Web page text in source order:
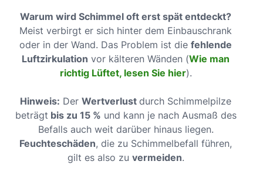
Warum wird Schimmel oft erst spät entdeckt?
Meist verbirgt er sich hinter dem Einbauschrank
oder in der Wand. Das Problem ist die fehlende
Luftzirkulation vor kälteren Wänden (Wie man
richtig Lüftet, lesen Sie hier).
Hinweis: Der Wertverlust durch Schimmelpilze
beträgt bis zu 15 % und kann je nach Ausmaß des
Befalls auch weit darüber hinaus liegen.
Feuchteschäden, die zu Schimmelbefall führen,
gilt es also zu vermeiden.